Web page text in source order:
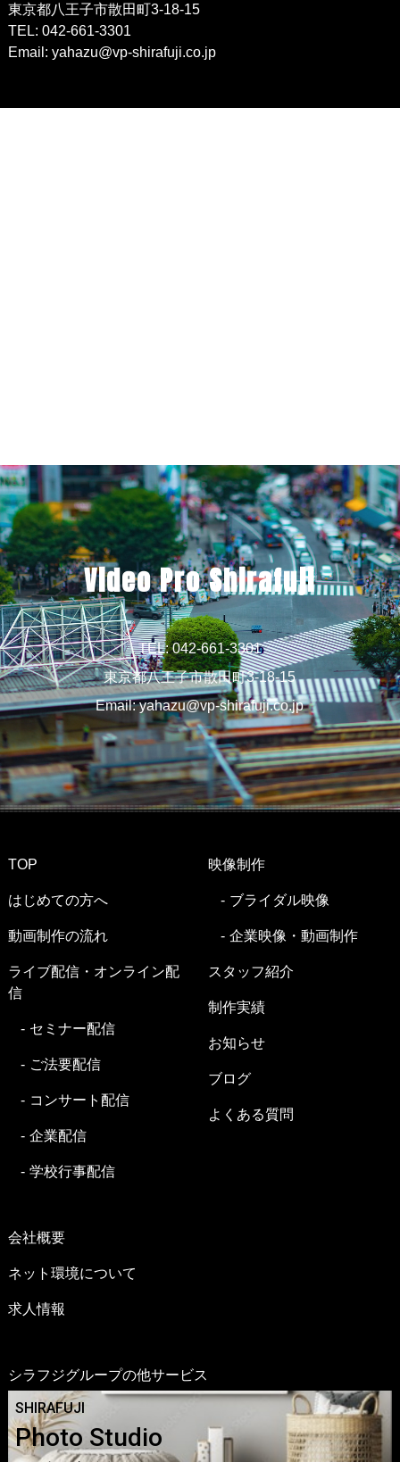
東京都八王子市散田町3-18-15
TEL: 042-661-3301
Email: yahazu@vp-shirafuji.co.jp
Video Pro Shirafuji
TEL: 042-661-3301
東京都八王子市散田町3-18-15
Email:yahazu@vp-shirafuji.co.jp
TOP
はじめての方へ
動画制作の流れ
ライブ配信・オンライン配
信
セミナー配信
ご法要配信
コンサート配信
企業配信
学校行事配信
映像制作
ブライダル映像
企業映像・動画制作
スタッフ紹介
制作実績
お知らせ
ブログ
よくある質問
会社概要
ネット環境について
求人情報
シラフジグループの他サービス
SHIRAFUJI
Photo Studio